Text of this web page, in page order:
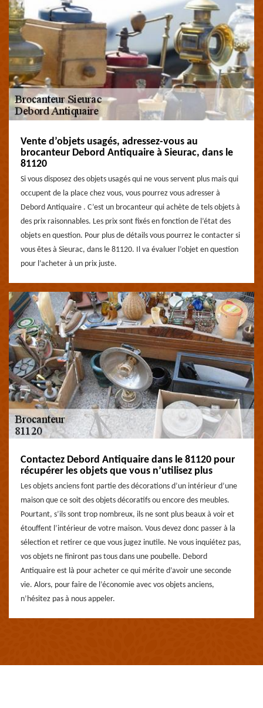
Vente d’objets usagés, adressez-vous au
brocanteur Debord Antiquaire à Sieurac, dans le
81120
Si vous disposez des objets usagés qui ne vous servent plus mais qui
occupent de la place chez vous, vous pourrez vous adresser à
Debord Antiquaire . C’est un brocanteur qui achète de tels objets à
des prix raisonnables. Les prix sont fixés en fonction de l’état des
objets en question. Pour plus de détails vous pourrez le contacter si
vous êtes à Sieurac, dans le 81120. Il va évaluer l’objet en question
pour l’acheter à un prix juste.
Contactez Debord Antiquaire dans le 81120 pour
récupérer les objets que vous n’utilisez plus
Les objets anciens font partie des décorations d’un intérieur d’une
maison que ce soit des objets décoratifs ou encore des meubles.
Pourtant, s’ils sont trop nombreux, ils ne sont plus beaux à voir et
étouffent l’intérieur de votre maison. Vous devez donc passer à la
sélection et retirer ce que vous jugez inutile. Ne vous inquiétez pas,
vos objets ne finiront pas tous dans une poubelle. Debord
Antiquaire est là pour acheter ce qui mérite d’avoir une seconde
vie. Alors, pour faire de l’économie avec vos objets anciens,
n’hésitez pas à nous appeler.